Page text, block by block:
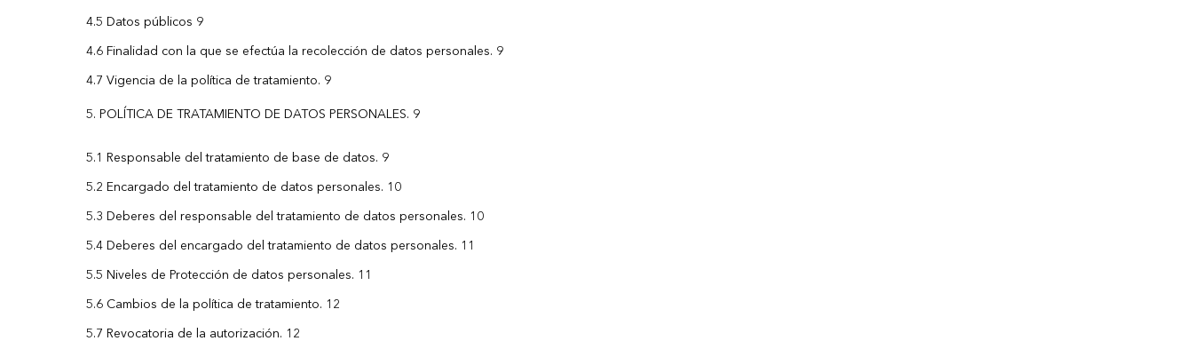
4.5 Datos públicos 9
4.6 Finalidad con la que se efectúa la recolección de datos personales. 9
4.7 Vigencia de la política de tratamiento. 9
POLÍTICA DE TRATAMIENTO DE DATOS PERSONALES. 9
5.1 Responsable del tratamiento de base de datos. 9
5.2 Encargado del tratamiento de datos personales. 10
5.3 Deberes del responsable del tratamiento de datos personales. 10
5.4 Deberes del encargado del tratamiento de datos personales. 11
5.5 Niveles de Protección de datos personales. 11
5.6 Cambios de la política de tratamiento. 12
5.7 Revocatoria de la autorización. 12